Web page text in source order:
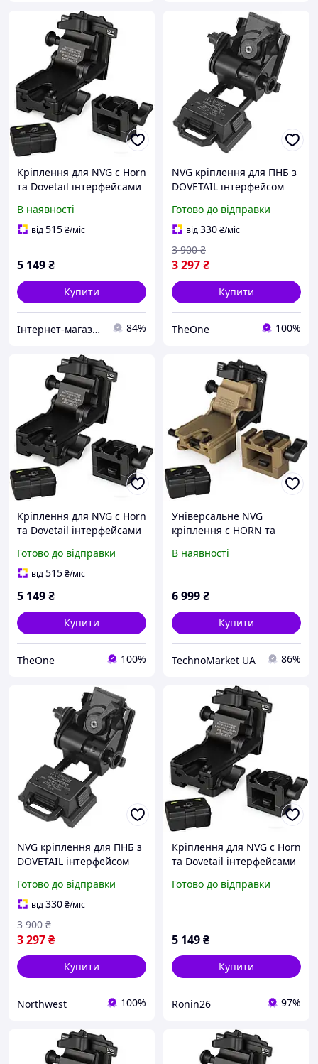
Кріплення для NVG c Horn
та Dovetail інтерфейсами
Norotos CL24-0237
(Чорний)
В наявності
від515₴/міс
5 149₴
Купити
Інтернет-магазин MEGA TOOLS 84%
NVG кріплення для ПНБ з
DOVETAIL інтерфейсом
NV8000, NV8160, PVS-
15/18/21/31 Wilcox L4G24,
чорний "TheOne"
Готово до відправки
від330₴/міс
3 297₴
3 900 ₴
Купити
TheOne 100%
Кріплення для NVG c Horn
та Dovetail інтерфейсами
Norotos CL24-0237
(Чорний) "TheOne"
Готово до відправки
від515₴/міс
5 149₴
Купити
TheOne 100%
Універсальне NVG
кріплення c HORN та
для ПНБ PVS-
В наявності
6 999₴
Купити
TechnoMarket UA 86%
NVG кріплення для ПНБ з
DOVETAIL інтерфейсом
NV8000, NV8160, PVS-
15/18/21/31 Wilcox L4G24,
чорний Northwest
Готово до відправки
від330₴/міс
3 297₴
3 900 ₴
Купити
Northwest 100%
Кріплення для NVG c Horn
та Dovetail інтерфейсами
Norotos CL24-0237
Готово до відправки
5 149₴
Купити
Ronin26 97%